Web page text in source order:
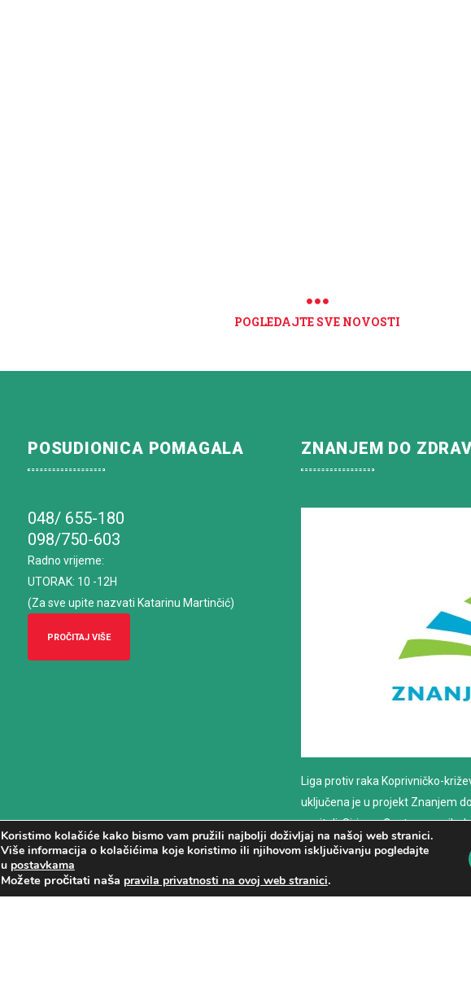
POGLEDAJTE SVE NOVOSTI
Koristimo kolačiće kako bismo vam pružili najbolji doživljaj na našoj web stranici.
Više informacija o kolačićima koje koristimo ili njihovom isključivanju pogledajte
u postavkama
Možete pročitati naša pravila privatnosti na ovoj web stranici.
POSUDIONICA POMAGALA
048/ 655-180
098/750-603
Radno vrijeme:
UTORAK: 10 -12H
(Za sve upite nazvati Katarinu Martinčić)
PROČITAJ VIŠE
ZNANJEM DO
Liga protiv raka Koprivničko-
uključena je u projekt Znanjem
nositelj: Sirius – Centar za
savjetovanje
PROČITAJ VIŠE